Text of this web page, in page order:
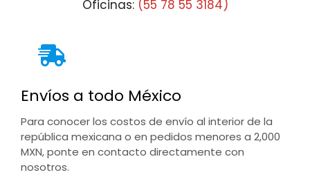
Oficinas: (55 78 55 3184)
Envíos a todo México
Para conocer los costos de envío al interior de la
república mexicana o en pedidos menores a 2,000
MXN, ponte en contacto directamente con
nosotros.